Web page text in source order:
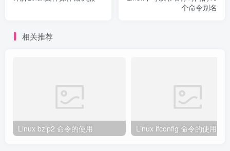
个命令别名
相关推荐
Linux bzip2 命令的使用 Linux ifconfig 命令的使用